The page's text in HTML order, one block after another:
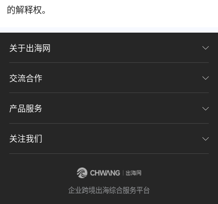
的解释权。
关于出海网
关于我们
加入我们
隐私协议
交流合作
联系我们
意见反馈
产品服务
CHWE全球跨境电商展
关注我们
企业跨境出海综合服务平台